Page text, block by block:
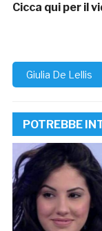
Cicca qui per il
Giulia De Lellis
POTREBBE